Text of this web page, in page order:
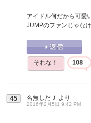
アイドル何だから可愛
JUMPのファンじゃな
それな！ 108
45 名無しだＪ より
2016年2月5日 9:42 PM